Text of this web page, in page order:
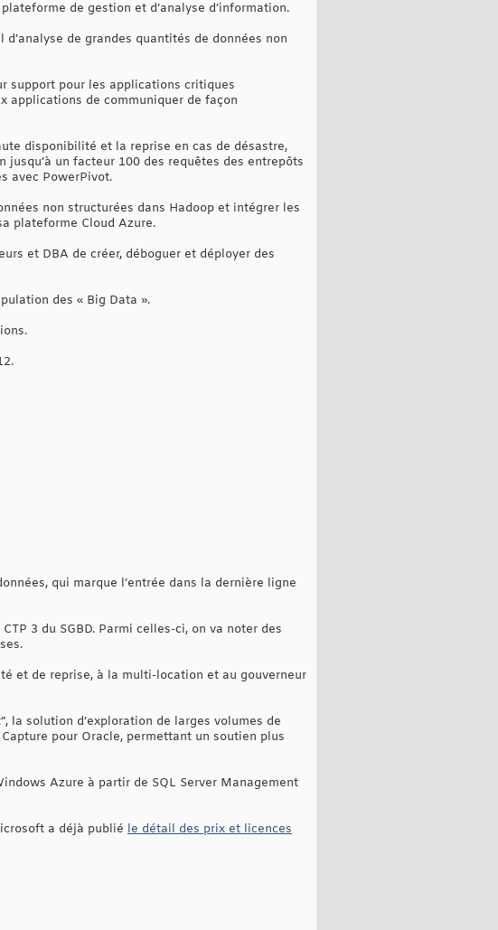
de gestion et d’analyse d’information.
de grandes quantités de données non
support pour les applications critiques
applications de communiquer de façon
disponibilité et la reprise en cas de désastre,
jusqu’à un facteur 100 des requêtes des entrepôts
avec PowerPivot.
non structurées dans Hadoop et intégrer les
plateforme Cloud Azure.
et DBA de créer, déboguer et déployer des
des « Big Data ».
qui marque l’entrée dans la dernière ligne
3 du SGBD. Parmi celles-ci, on va noter des
et de reprise, à la multi-location et au gouverneur
la solution d’exploration de larges volumes de
pour Oracle, permettant un soutien plus
Azure à partir de SQL Server Management
a déjà publié le détail des prix et licences